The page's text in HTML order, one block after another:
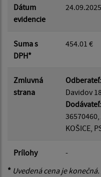
Dátum
evidencie
24.09.2025
Suma s
DPH*
454.01 €
Zmluvná
strana
Odberateľ
Davidov
Dodávateľ
KOŠICE,
Prílohy
-
* Uvedená cena je